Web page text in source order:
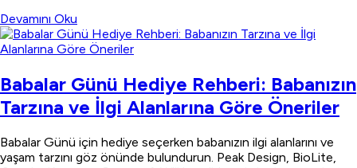
Devamını Oku
Babalar Günü Hediye Rehberi: Babanızın
Tarzına ve İlgi Alanlarına Göre Öneriler
Babalar Günü için hediye seçerken babanızın ilgi alanlarını ve
yaşam tarzını göz önünde bulundurun. Peak Design, BioLite,